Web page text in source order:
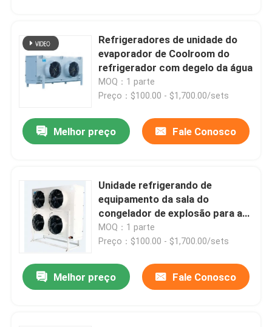
evaporador do coolroom
refrigerador de ar da sala fria
Condensador da sala fria
Unidade de condensação da sala fria
A água refrigerou a unidade de condensação
Unidade de condensação do compressor
Refrigeradores de unidade do
evaporador de Coolroom do
refrigerador com degelo da água
MOQ：1 parte
Preço：$100.00 - $1,700.00/sets
Melhor preço Fale Conosco
Unidade refrigerando de
equipamento da sala do
congelador de explosão para a
sala fria 1.2kw--114kw
MOQ：1 parte
Preço：$100.00 - $1,700.00/sets
Melhor preço Fale Conosco